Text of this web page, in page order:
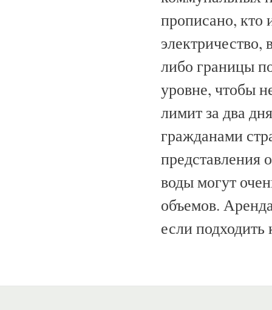
прописано, кто
электричество,
либо границы
уровне, чтобы
лимит за два
гражданами
представления
воды могут
объемов.
если